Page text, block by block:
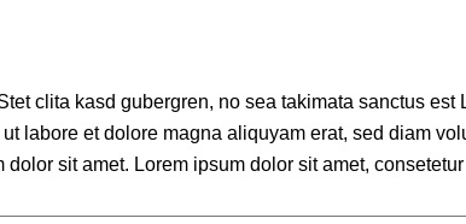
clita kasd gubergren, no sea takimata sanctus
labore et dolore magna aliquyam erat, sed diam
sit amet. Lorem ipsum dolor sit amet,